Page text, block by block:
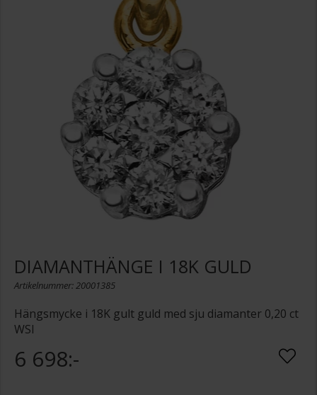
DIAMANTHÄNGE I 18K GULD
Artikelnummer: 20001385
Hängsmycke i 18K gult guld med sju diamanter 0,20 ct
WSI
6 698:-